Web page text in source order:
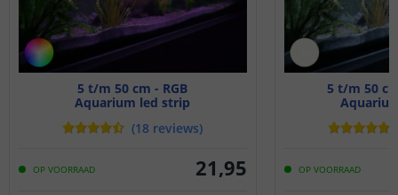
5 t/m 50 cm - RGB
Aquarium led strip
(18 reviews)
OP VOORRAAD 21,95
5 t/m 50
OP VOORRAAD